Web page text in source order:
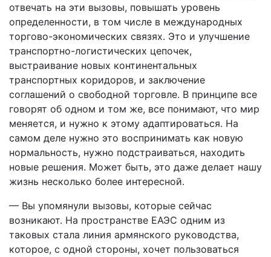
отвечать на эти вызовы, повышать уровень
определенности, в том числе в международных
торгово-экономических связях. Это и улучшение
транспортно-логистических цепочек,
выстраивание новых континентальных
транспортных коридоров, и заключение
соглашений о свободной торговле. В принципе все
говорят об одном и том же, все понимают, что мир
меняется, и нужно к этому адаптироваться. На
самом деле нужно это воспринимать как новую
нормальность, нужно подстраиваться, находить
новые решения. Может быть, это даже делает нашу
жизнь несколько более интересной.
— Вы упомянули вызовы, которые сейчас
возникают. На пространстве ЕАЭС одним из
таковых стала линия армянского руководства,
которое, с одной стороны, хочет пользоваться